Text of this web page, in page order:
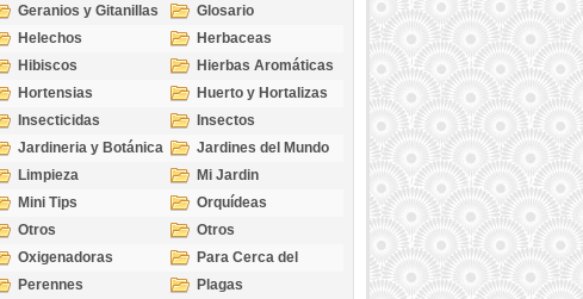
Geranios y Gitanillas
Glosario
Helechos
Herbaceas
Hibiscos
Hierbas Aromáticas
Hortensias
Huerto y Hortalizas
Insecticidas
Insectos
Jardineria y Botánica
Jardines del Mundo
Limpieza
Mi Jardin
Mini Tips
Orquídeas
Otros
Otros
Oxigenadoras
Para Cerca del
Estanque
Perennes
Plagas